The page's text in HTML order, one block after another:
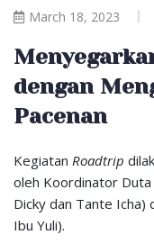
March 18, 2023
dengan
Pacenan
Kegiatan Roadtrip
oleh Koordinator Duta
Dicky dan Tante Icha)
Ibu Yuli).